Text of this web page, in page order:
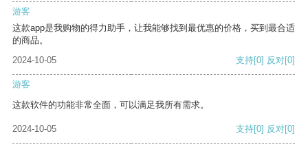
游客
这款app是我购物的得力助手，让我能够找到最优惠的价格，买到最合适
的商品。
2024-10-05
支持[0] 反对[0]
游客
这款软件的功能非常全面，可以满足我所有需求。
2024-10-05 支持[0] 反对[0]